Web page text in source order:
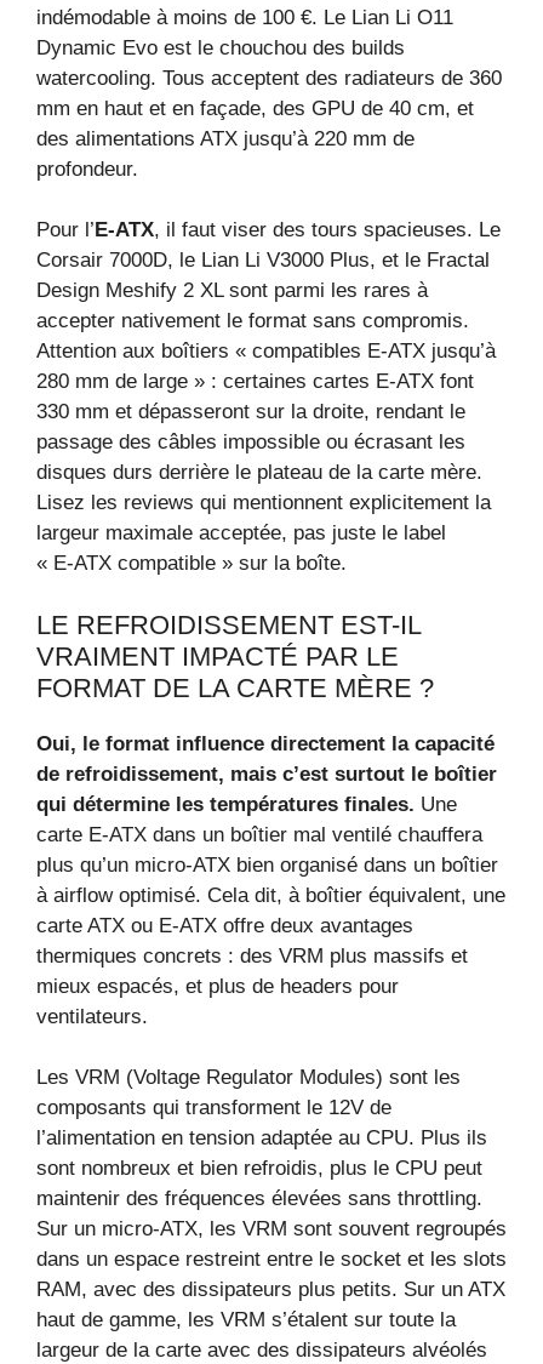
indémodable à moins de 100 €. Le Lian Li O11
Dynamic Evo est le chouchou des builds
watercooling. Tous acceptent des radiateurs de 360
mm en haut et en façade, des GPU de 40 cm, et
des alimentations ATX jusqu’à 220 mm de
profondeur.
Pour l’ E‑ATX, il faut viser des tours spacieuses. Le
Corsair 7000D, le Lian Li V3000 Plus, et le Fractal
Design Meshify 2 XL sont parmi les rares à
accepter nativement le format sans compromis.
Attention aux boîtiers « compatibles E‑ATX jusqu’à
280 mm de large » : certaines cartes E‑ATX font
330 mm et dépasseront sur la droite, rendant le
passage des câbles impossible ou écrasant les
disques durs derrière le plateau de la carte mère.
Lisez les reviews qui mentionnent explicitement la
largeur maximale acceptée, pas juste le label
« E‑ATX compatible » sur la boîte.
LE REFROIDISSEMENT EST-IL
VRAIMENT IMPACTÉ PAR LE
FORMAT DE LA CARTE MÈRE ?
Oui, le format influence directement la capacité
de refroidissement, mais c’est surtout le boîtier
qui détermine les températures finales. Une
carte E‑ATX dans un boîtier mal ventilé chauffera
plus qu’un micro‑ATX bien organisé dans un boîtier
à airflow optimisé. Cela dit, à boîtier équivalent, une
carte ATX ou E‑ATX offre deux avantages
thermiques concrets : des VRM plus massifs et
mieux espacés, et plus de headers pour
ventilateurs.
Les VRM (Voltage Regulator Modules) sont les
composants qui transforment le 12V de
l’alimentation en tension adaptée au CPU. Plus ils
sont nombreux et bien refroidis, plus le CPU peut
maintenir des fréquences élevées sans throttling.
Sur un micro‑ATX, les VRM sont souvent regroupés
dans un espace restreint entre le socket et les slots
RAM, avec des dissipateurs plus petits. Sur un ATX
haut de gamme, les VRM s’étalent sur toute la
largeur de la carte avec des dissipateurs alvéolés